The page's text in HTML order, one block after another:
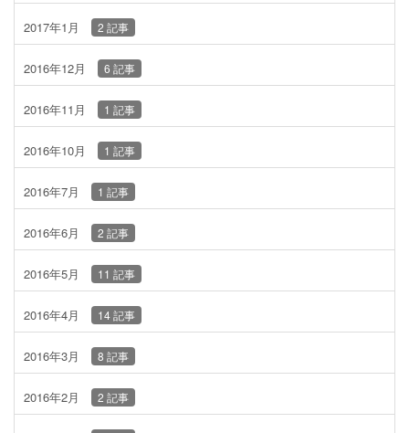
2017年1月 2 記事
2016年12月 6 記事
2016年11月 1 記事
2016年10月 1 記事
2016年7月 1 記事
2016年6月 2 記事
2016年5月 11 記事
2016年4月 14 記事
2016年3月 8 記事
2016年2月 2 記事